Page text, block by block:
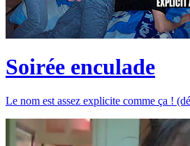
Soirée enculade
Le nom est assez explicite comme ça !